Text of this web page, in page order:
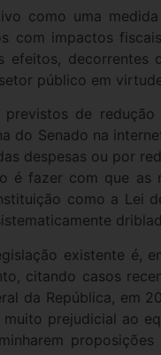
como uma
com impactos
efeitos,
público em
de
do Senado na
despesas ou por
é fazer com que as
como a Lei
existente é,
citando casos
da República, em
prejudicial ao